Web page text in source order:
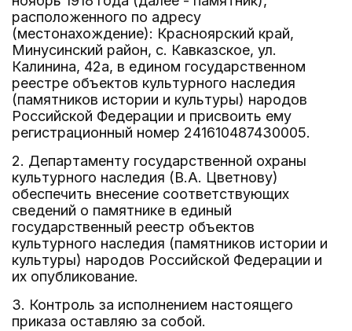
расположенного по адресу
(местонахождение): Красноярский край,
Минусинский район, с. Кавказское, ул.
Калинина, 42а, в едином государственном
реестре объектов культурного наследия
(памятников истории и культуры) народов
Российской Федерации и присвоить ему
регистрационный номер 241610487430005.
2. Департаменту государственной охраны
культурного наследия (В.А. Цветнову)
обеспечить внесение соответствующих
сведений о памятнике в единый
государственный реестр объектов
культурного наследия (памятников истории и
культуры) народов Российской Федерации и
их опубликование.
3. Контроль за исполнением настоящего
приказа оставляю за собой.